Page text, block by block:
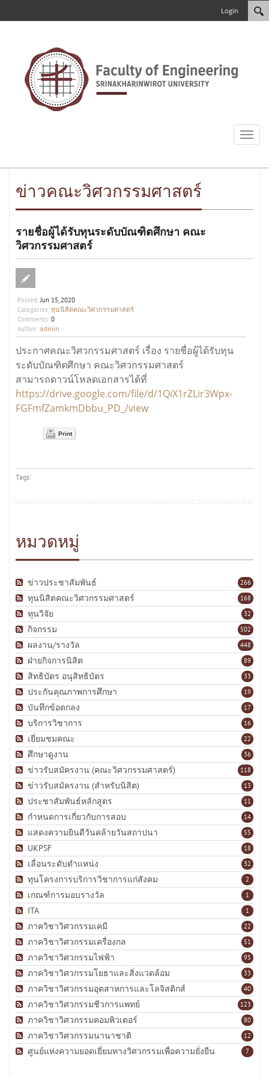
Login
Toggle
ข่าวคณะวิศวกรรมศาสตร์
รายชื่อผู้ได้รับทุนระดับบัณฑิตศึกษา คณะ
วิศวกรรมศาสตร์
Posted:Jun 15, 2020
Categories: ทุนนิสิตคณะวิศวกรรมศาสตร์
Comments: 0
Author: admin
ประกาศคณะวิศวกรรมศาสตร์ เรื่อง รายชื่อผู้ได้รับทุน
ระดับบัณฑิตศึกษา คณะวิศวกรรมศาสตร์
สามารถดาวน์โหลดเอกสารได้ที่
https://drive.google.com/file/d/1QiX1rZLir3Wpx-
FGFmfZamkmDbbu_PD_/view
Print
Tags:
หมวดหมู่
266
ข่าวประชาสัมพันธ์
168
ทุนนิสิตคณะวิศวกรรมศาสตร์
32
ทุนวิจัย
502
กิจกรรม
448
ผลงาน/รางวัล
89
ฝ่ายกิจการนิสิต
33
สิทธิบัตร อนุสิทธิบัตร
19
ประกันคุณภาพการศึกษา
17
บันทึกข้อตกลง
16
บริการวิชาการ
22
เยี่ยมชมคณะ
36
ศึกษาดูงาน
118
ข่าวรับสมัครงาน (คณะวิศวกรรมศาสตร์)
13
ข่าวรับสมัครงาน (สำหรับนิสิต)
11
ประชาสัมพันธ์หลักสูตร
14
กำหนดการเกี่ยวกับการสอบ
55
แสดงความยินดีวันคล้ายวันสถาปนา
18
UKPSF
32
เลื่อนระดับตำแหน่ง
2
ทุนโครงการบริการวิชาการแก่สังคม
1
เกณฑ์การมอบรางวัล
1
ITA
22
ภาควิชาวิศวกรรมเคมี
51
ภาควิชาวิศวกรรมเครื่องกล
95
ภาควิชาวิศวกรรมไฟฟ้า
33
ภาควิชาวิศวกรรมโยธาและสิ่งแวดล้อม
40
ภาควิชาวิศวกรรมอุตสาหการและโลจิสติกส์
123
ภาควิชาวิศวกรรมชีวการแพทย์
80
ภาควิชาวิศวกรรมคอมพิวเตอร์
12
ภาควิชาวิศวกรรมนานาชาติ
7
ศูนย์แห่งความยอดเยี่ยมทางวิศวกรรมเพื่อความยั่งยืน